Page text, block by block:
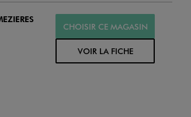
CHOISIR CE MAGASIN
VOIR LA FICHE